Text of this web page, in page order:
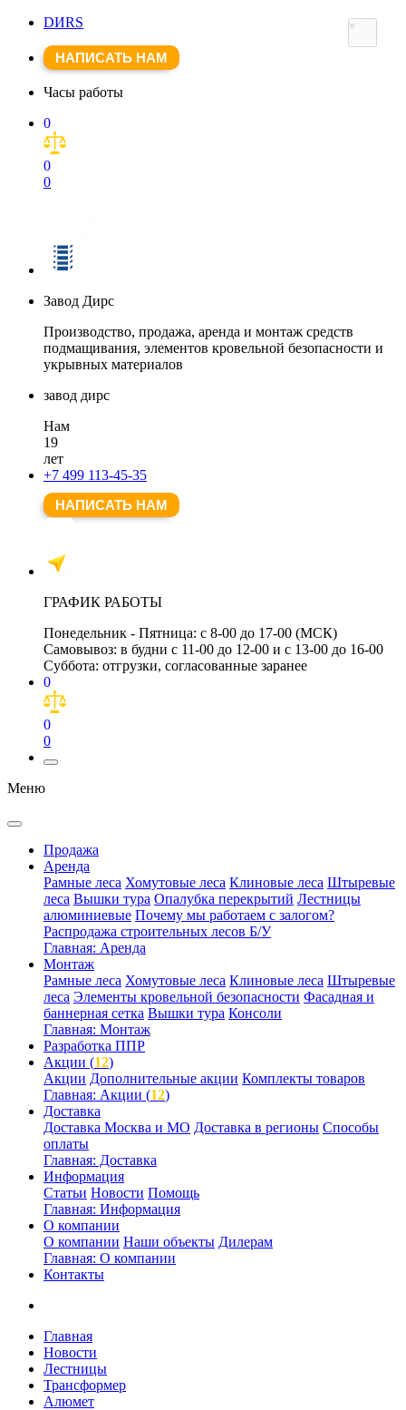
DИRS
НАПИСАТЬ НАМ
Часы работы
0
0
0
Завод Дирс
Производство, продажа, аренда и монтаж средств
подмащивания, элементов кровельной безопасности и
укрывных материалов
завод дирс
Нам
19
лет
+7 499 113-45-35
НАПИСАТЬ НАМ
ГРАФИК РАБОТЫ
Понедельник - Пятница: с 8-00 до 17-00 (МСК)
Самовывоз: в будни с 11-00 до 12-00 и с 13-00 до 16-00
Суббота: отгрузки, согласованные заранее
0
0
0
Меню
Продажа
Аренда
Рамные леса Хомутовые леса Клиновые леса Штыревые
леса Вышки тура Опалубка перекрытий Лестницы
алюминиевые Почему мы работаем с залогом?
Распродажа строительных лесов Б/У
Главная: Аренда
Монтаж
Рамные леса Хомутовые леса Клиновые леса Штыревые
леса Элементы кровельной безопасности Фасадная и
баннерная сетка Вышки тура Консоли
Главная: Монтаж
Разработка ППР
Акции (12)
Акции Дополнительные акции Комплекты товаров
Главная: Акции (12)
Доставка
Доставка Москва и МО Доставка в регионы Способы
оплаты
Главная: Доставка
Информация
Статьи Новости Помощь
Главная: Информация
О компании
О компании Наши объекты Дилерам
Главная: О компании
Контакты
Главная
Новости
Лестницы
Трансформер
Алюмет
×